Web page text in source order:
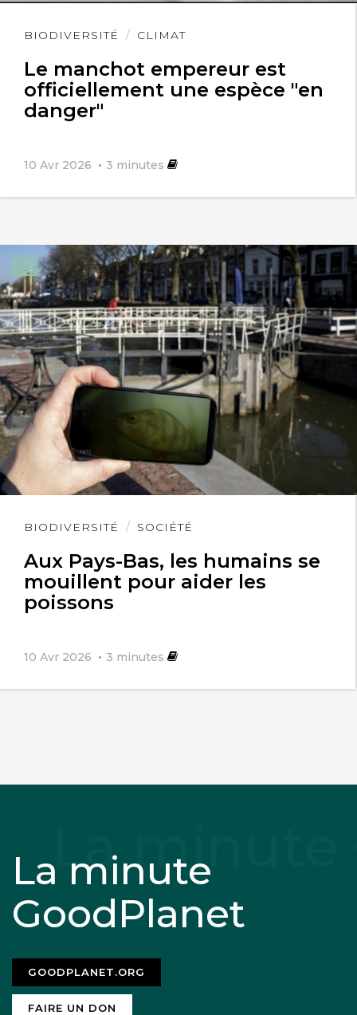
BIODIVERSITÉ CLIMAT
Le manchot empereur est
officiellement une espèce "en
danger"
10 Avr 2026 3 minutes
Lire
BIODIVERSITÉ SOCIÉTÉ
Aux Pays-Bas, les humains se
mouillent pour aider les
poissons
10 Avr 2026 3 minutes
Lire
La minute
GoodPlanet
GOODPLANET.ORG
FAIRE UN DON